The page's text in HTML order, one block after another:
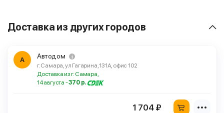
Доставка из других городов
А Автодом
г. Самара, ул Гагарина, 131А, офис 102
Доставка из г. Самара,
14 августа -370 р.
1 704 ₽